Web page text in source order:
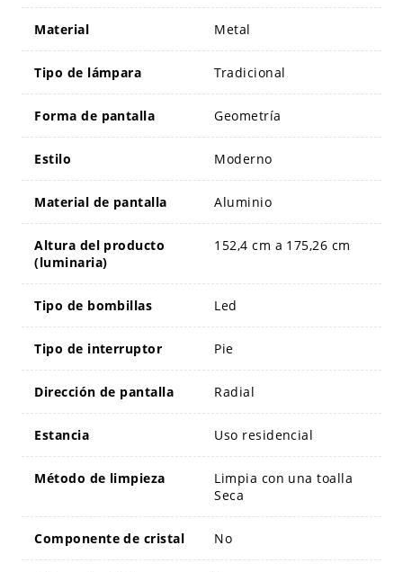
Material Metal
Tipo de lámpara Tradicional
Forma de pantalla Geometría
Estilo Moderno
Material de pantalla Aluminio
Altura del producto
(luminaria)
152,4 cm a 175,26 cm
Tipo de bombillas Led
Tipo de interruptor Pie
Dirección de pantalla Radial
Estancia Uso residencial
Método de limpieza
Limpia con una toalla
Seca
Componente de cristal No